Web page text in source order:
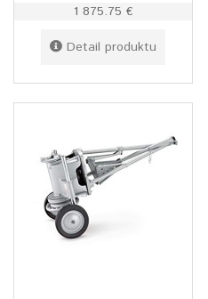
1 875.75 €
Detail produktu